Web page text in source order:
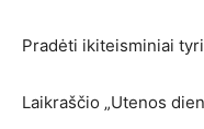
Pradėti ikiteisminiai
Laikraščio „Utenos